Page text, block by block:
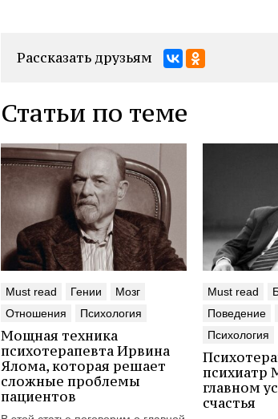
Рассказать друзьям
Статьи по теме
Must read Гении
Мозг
Отношения
Психология
Мощная техника
психотерапевта Ирвина
Ялома, которая решает
сложные проблемы
пациентов
Must read
Поведение
Психология
психиатр
главном
счастья